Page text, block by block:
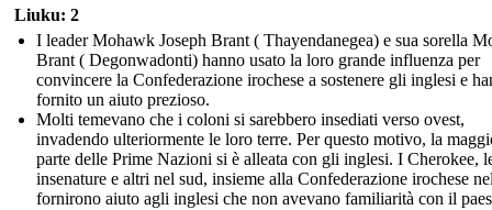
Liuku: 2
I leader Mohawk Joseph Brant ( Thayendanegea) e sua sorella
Brant ( Degonwadonti) hanno usato la loro grande influenza per
convincere la Confederazione irochese a sostenere gli inglesi e
fornito un aiuto prezioso.
Molti temevano che i coloni si sarebbero insediati verso ovest,
invadendo ulteriormente le loro terre. Per questo motivo, la
parte delle Prime Nazioni si è alleata con gli inglesi. I Cherokee,
insenature e altri nel sud, insieme alla Confederazione irochese
fornirono aiuto agli inglesi che non avevano familiarità con il